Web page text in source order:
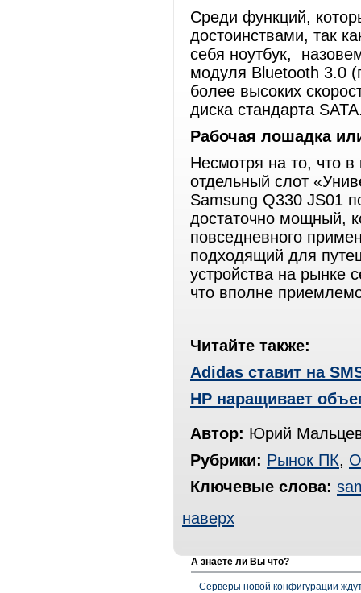
Среди функций,
достоинствами, так
себя ноутбук,
модуля Bluetooth 3.0
более высоких
диска стандарта
Рабочая лошадка
Несмотря на то, что в
отдельный слот
Samsung Q330 JS01
достаточно мощный,
повседневного
подходящий для
устройства на рынке
что вполне
Читайте также:
Adidas ставит на
HP наращивает
Автор: Юрий
Рубрики: Рынок ПК,
Ключевые слова:
наверх
А знаете ли Вы что?
Серверы новой конфигурации